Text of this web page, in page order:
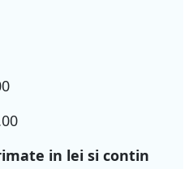
in lei si contin